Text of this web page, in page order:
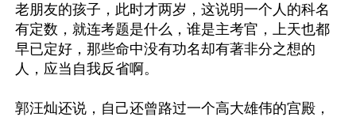
老朋友的孩子，此时才两岁，这说明一个人的科名
有定数，就连考题是什么，谁是主考官，上天也都
早已定好，那些命中没有功名却有著非分之想的
人，应当自我反省啊。
郭汪灿还说，自己还曾路过一个高大雄伟的宫殿，